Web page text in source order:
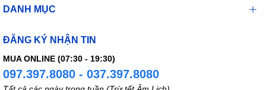
DANH MỤC
ĐĂNG KÝ NHẬN TIN
MUA ONLINE (07:30 - 19:30)
097.397.8080 - 037.397.8080